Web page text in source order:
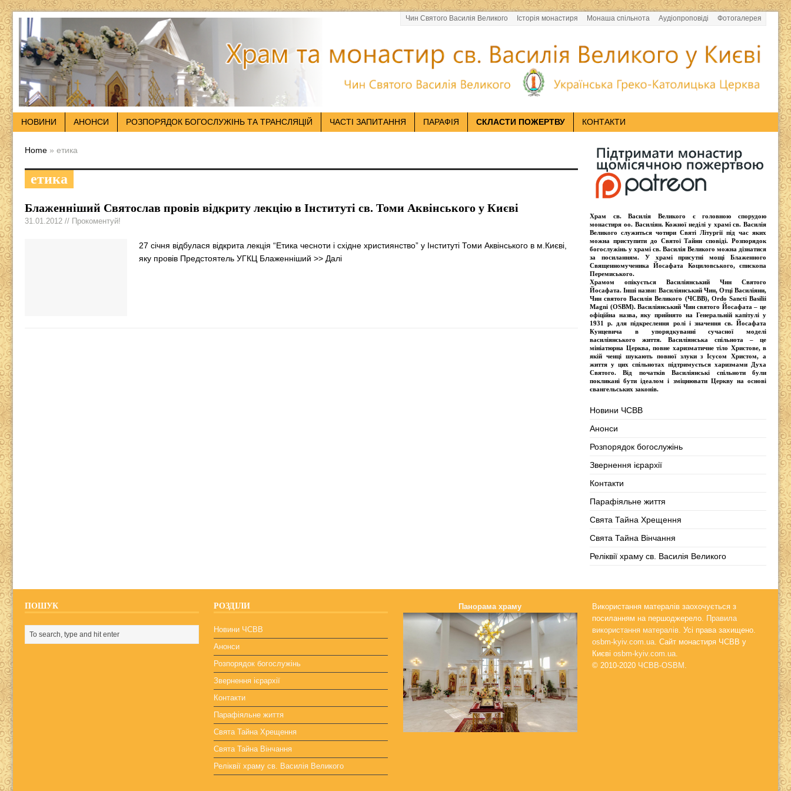
Чин Святого Василія Великого Історія монастиря Монаша спільнота Аудіопроповіді Фотогалерея
НОВИНИ АНОНСИ РОЗПОРЯДОК БОГОСЛУЖІНЬ ТА ТРАНСЛЯЦІЙ ЧАСТІ ЗАПИТАННЯ ПАРАФІЯ СКЛАСТИ ПОЖЕРТВУ КОНТАКТИ
Home » етика
етика
Блаженніший Святослав провів відкриту лекцію в Інституті св. Томи Аквінського у Києві
31.01.2012 // Прокоментуй!
27 січня відбулася відкрита лекція “Етика чесноти і східне християнство” у Інституті Томи Аквінського в м.Києві,
яку провів Предстоятель УГКЦ Блаженніший >> Далі
Храм св. Василія Великого є головною спорудою
монастиря оо. Василіян. Кожної неділі у храмі св. Василія
Великого служиться чотири Святі Літургії під час яких
можна приступити до Святої Тайни сповіді. Розпорядок
богослужінь у храмі св. Василія Великого можна дізнатися
за посиланням. У храмі присутнімощі Блаженного
Священномученика Йосафата Коциловського, єпископа
Перемиського.
Храмом опікується Василіянський Чин Святого
Йосафата. Інші назви: Василіянський Чин, Отці Василіяни,
Чин святого Василія Великого (ЧСВВ), Ordо Sancti Basilii
Magni (OSBM). Василіянський Чин святого Йосафата – це
офіційна назва, яку прийнято на Генеральній капітулі у
1931 р. для підкреслення ролі і значення св. Йосафата
Кунцевича в упорядкуванні сучасної моделі
василіянського життя. Василіянська спільнота – це
мініатюрна Церква, повне харизматичне тіло Христове, в
якій ченці шукають повної злуки з Iсусом Христом, а
життя у цих спільнотах підтримується харизмами Духа
Святого. Від початків Василіянські спільноти були
покликані бути ідеалом і зміцнювати Церкву на основі
євангельських законів.
Новини ЧСВВ
Анонси
Розпорядок богослужінь
Звернення ієрархії
Контакти
Парафіяльне життя
Свята Тайна Хрещення
Свята Тайна Вінчання
Реліквії храму св. Василія Великого
ПОШУК РОЗДІЛИ
Новини ЧСВВ
Анонси
Розпорядок богослужінь
Звернення ієрархії
Контакти
Парафіяльне життя
Свята Тайна Хрещення
Свята Тайна Вінчання
Реліквії храму св. Василія Великого
Панорама храму
Використання матералів заохочується з
посиланням на першоджерело. Правила
використання матералів. Усі права захищено.
osbm-kyiv.com.ua. Сайт монастиря ЧСВВ у
Києвіosbm-kyiv.com.ua.
© 2010-2020 ЧСВВ-OSBM .